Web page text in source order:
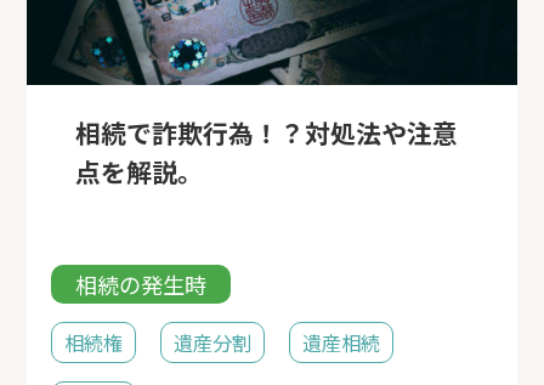
相続で詐欺行為！？対処法や注意
点を解説。
相続の発生時
相続権 遺産分割 遺産相続